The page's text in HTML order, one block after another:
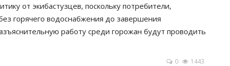
от экибастузцев, поскольку потребители,
горячего водоснабжения до завершения
работу среди горожан будут проводить
0 1443